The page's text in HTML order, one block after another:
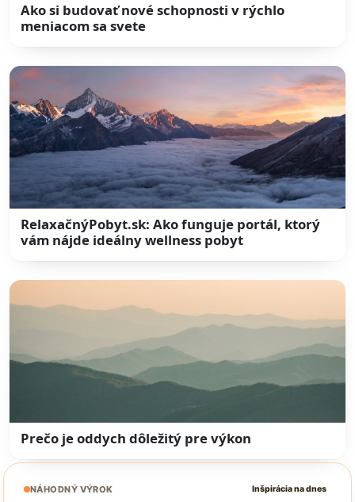
Ako si budovať nové schopnosti v rýchlo
meniacom sa svete
RelaxačnýPobyt.sk: Ako funguje portál, ktorý
vám nájde ideálny wellness pobyt
Prečo je oddych dôležitý pre výkon